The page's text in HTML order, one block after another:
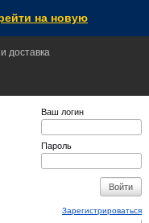
на новую
доставка
Ваш логин
Пароль
Зарегистрироваться